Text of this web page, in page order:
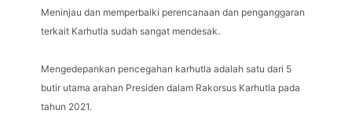
Meninjau dan memperbaiki perencanaan dan penganggaran
terkait Karhutla sudah sangat mendesak.
Mengedepankan pencegahan karhutla adalah satu dari 5
butir utama arahan Presiden dalam Rakorsus Karhutla pada
tahun 2021.